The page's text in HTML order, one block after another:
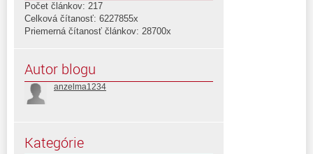
Počet článkov: 217
Celková čítanosť: 6227855x
Priemerná čítanosť článkov: 28700x
Autor blogu
anzelma1234
Kategórie